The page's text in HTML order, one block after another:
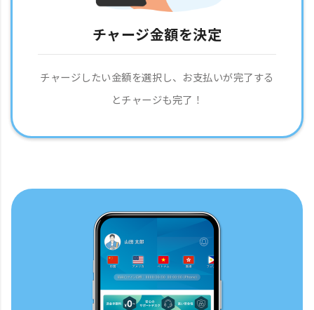
チャージ金額を決定
チャージしたい金額を選択し、お支払いが完了する
とチャージも完了！